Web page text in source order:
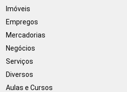
Imóveis
Empregos
Mercadorias
Negócios
Serviços
Diversos
Aulas e Cursos